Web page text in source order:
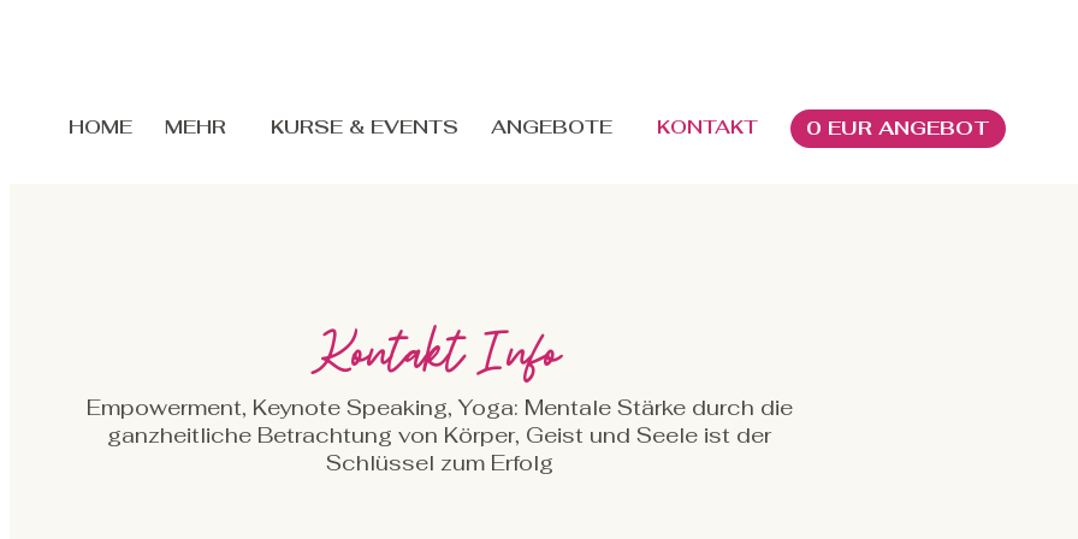
HOME MEHR KURSE & EVENTS ANGEBOTE KONTAKT 0 EUR ANGEBOT
Kontakt Info
Empowerment, Keynote Speaking, Yoga: Mentale Stärke durch die
ganzheitliche Betrachtung von Körper, Geist und Seele ist der
Schlüssel zum Erfolg